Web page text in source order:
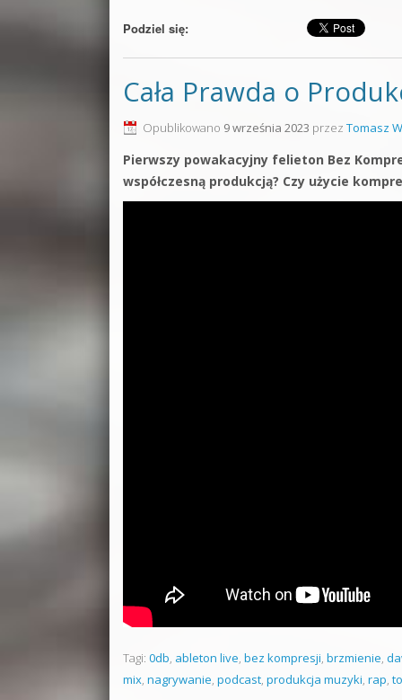
Podziel się:
Cała Prawda o
Opublikowano 9 września 2023 przez Tomasz
Pierwszy powakacyjny felieton Bez
współczesną produkcją? Czy użycie
Tagi: 0db, ableton live, bez kompresji, brzmienie,
mix, nagrywanie, podcast, produkcja muzyki, rap,